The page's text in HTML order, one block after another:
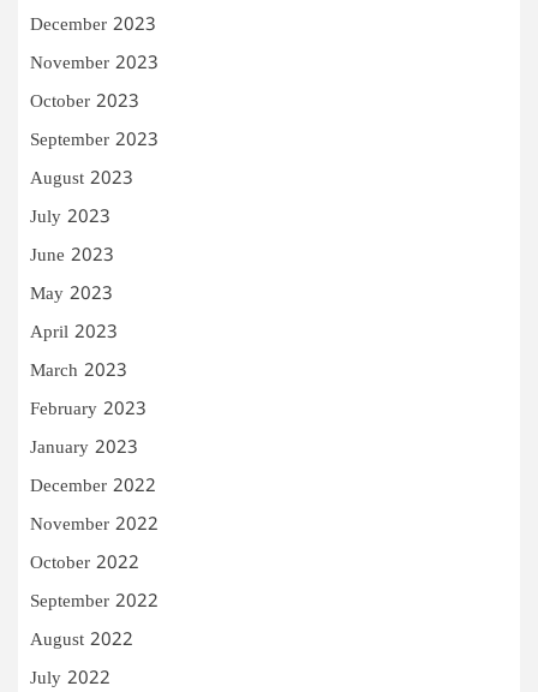
December 2023
November 2023
October 2023
September 2023
August 2023
July 2023
June 2023
May 2023
April 2023
March 2023
February 2023
January 2023
December 2022
November 2022
October 2022
September 2022
August 2022
July 2022